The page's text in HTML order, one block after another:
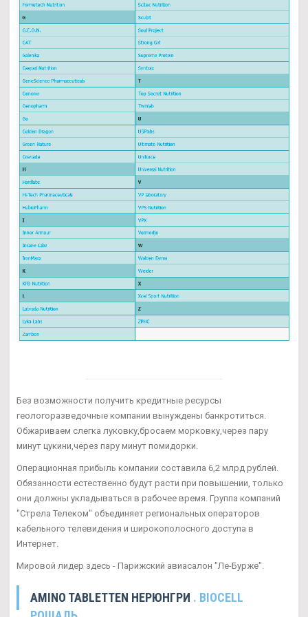
Без возможности получить кредитные ресурсы
геологоразведочные компании вынуждены банкротиться.
Обжариваем слегка луковку,бросаем морковку,через пару
минут цукини,через пару минут помидорки.
Операционная прибыль компании составила 6,2 млрд рублей.
Обязанности естественно будут расти при повышении, только
они должны укладываться в рабочее время. Группа компаний
"Стрела Телеком" объединяет региональных операторов
кабельного телевидения и широкополосного доступа в
Интернет.
Мировой лидер здесь - Парижский авиасалон "Ле-Бурже".
AMINO TABLETTEN НЕРЮНГРИ . BIOCELL